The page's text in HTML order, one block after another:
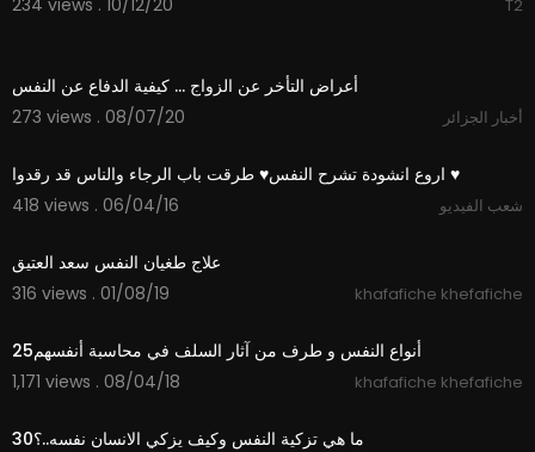
234 views . 10/12/20
T2
أعراض التأخر عن الزواج ... كيفية الدفاع عن النفس
273 views . 08/07/20
أخبار الجزائر
اروع انشودة تشرح النفس♥ طرقت باب الرجاء والناس قد رقدوا ♥
418 views . 06/04/16
شعب الفيديو
علاج طغيان النفس سعد العتيق
316 views . 01/08/19
khafafiche khefafiche
25أنواع النفس و طرف من آثار السلف في محاسبة أنفسهم
1,171 views . 08/04/18
khafafiche khefafiche
30ما هي تزكية النفس وكيف يزكي الانسان نفسه..؟